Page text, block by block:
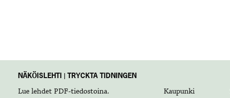
NÄKÖISLEHTI | TRYCKTA TIDNINGEN
Lue lehdet PDF-tiedostoina.
Kaupunki